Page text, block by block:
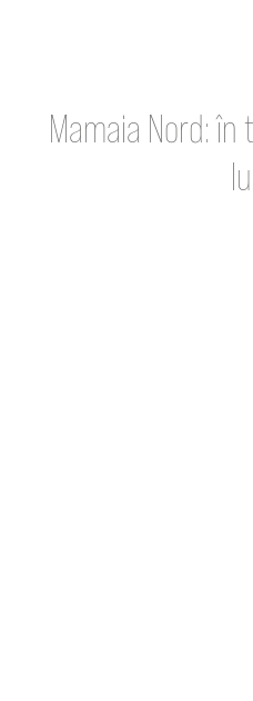
Mamaia Nord: